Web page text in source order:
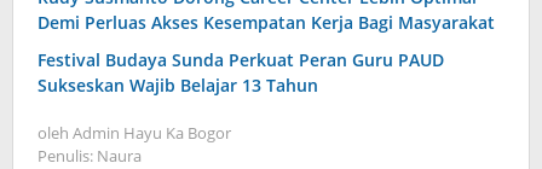
Demi Perluas Akses Kesempatan Kerja Bagi Masyarakat
Festival Budaya Sunda Perkuat Peran Guru PAUD
Sukseskan Wajib Belajar 13 Tahun
oleh Admin Hayu Ka Bogor
Penulis: Naura